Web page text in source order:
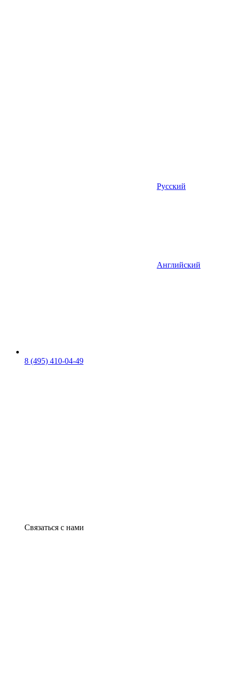
Русский
Английский
8 (495) 410-04-49
Связаться с нами